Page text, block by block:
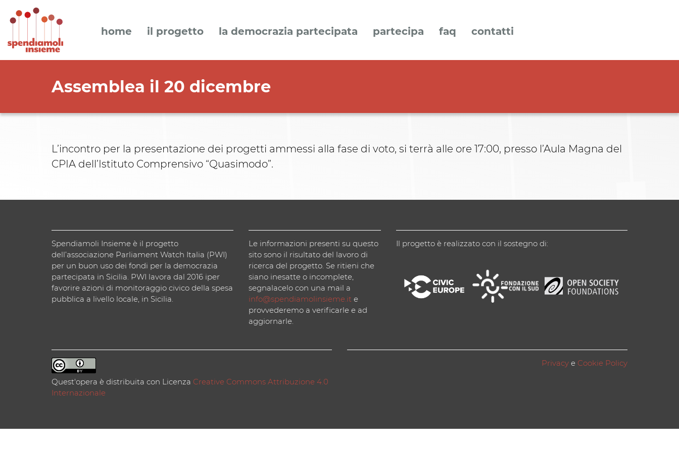
home il progetto la democrazia partecipata partecipa faq contatti
Assemblea il 20 dicembre
L’incontro per la presentazione dei progetti ammessi alla fase di voto, si terrà alle ore 17:00, presso l’Aula Magna del
CPIA dell’Istituto Comprensivo “Quasimodo”.
Spendiamoli Insieme è il progetto
dell’associazione Parliament Watch Italia (PWI)
per un buon uso dei fondi per la democrazia
partecipata in Sicilia. PWI lavora dal 2016 iper
favorire azioni di monitoraggio civico della spesa
pubblica a livello locale, in Sicilia.
Le informazioni presenti su questo
sito sono il risultato del lavoro di
ricerca del progetto. Se ritieni che
siano inesatte o incomplete,
segnalacelo con una mail a
info@spendiamolinsieme.ite
provvederemo a verificarle e ad
aggiornarle.
Il progetto è realizzato con il sostegno di:
Quest'opera è distribuita con Licenza Creative Commons Attribuzione 4.0
Internazionale
Privacy e Cookie Policy